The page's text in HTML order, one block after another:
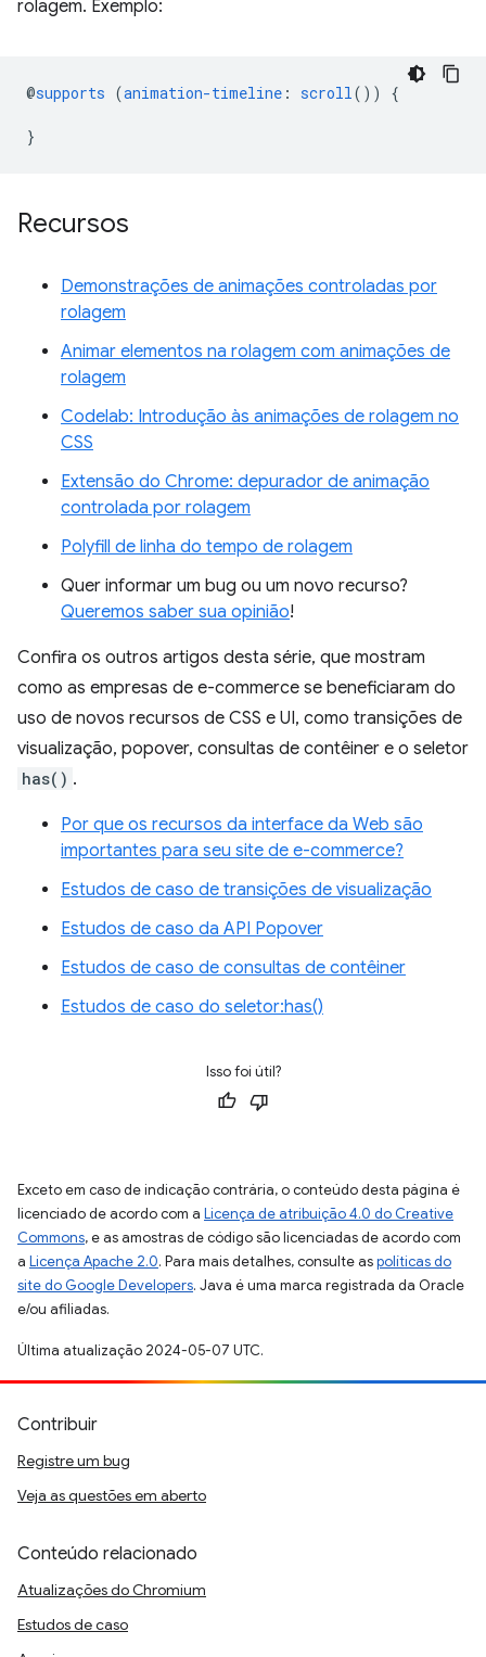
rolagem. Exemplo:
@supports (animation-timeline : scroll ()) {
}
Recursos
Demonstrações de animações controladas por
rolagem
Animar elementos na rolagem com animações de
rolagem
Codelab: Introdução às animações de rolagem no
CSS
Extensão do Chrome: depurador de animação
controlada por rolagem
Polyfill de linha do tempo de rolagem
Quer informar um bug ou um novo recurso?
Queremos saber sua opinião!
Confira os outros artigos desta série, que mostram
como as empresas de e-commerce se beneficiaram do
uso de novos recursos de CSS e UI, como transições de
visualização, popover, consultas de contêiner e o seletor
has() .
Por que os recursos da interface da Web são
importantes para seu site de e-commerce?
Estudos de caso de transições de visualização
Estudos de caso da API Popover
Estudos de caso de consultas de contêiner
Estudos de caso do seletor:has()
Isso foi útil?
Exceto em caso de indicação contrária, o conteúdo desta página é
licenciado de acordo com a Licença de atribuição 4.0 do Creative
Commons, e as amostras de código são licenciadas de acordo com
a Licença Apache 2.0. Para mais detalhes, consulte aspolíticas do
site do Google Developers. Java é uma marca registrada da Oracle
e/ou afiliadas.
Última atualização 2024-05-07 UTC.
Contribuir
Registre um bug
Veja as questões em aberto
Conteúdo relacionado
Atualizações do Chromium
Estudos de caso